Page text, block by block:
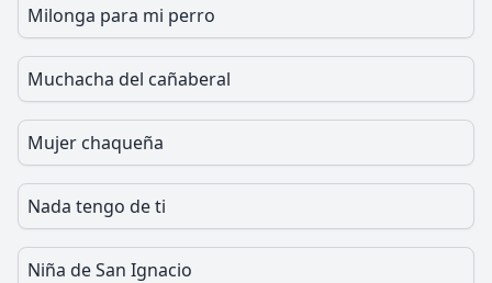
Milonga para mi perro
Muchacha del cañaberal
Mujer chaqueña
Nada tengo de ti
Niña de San Ignacio